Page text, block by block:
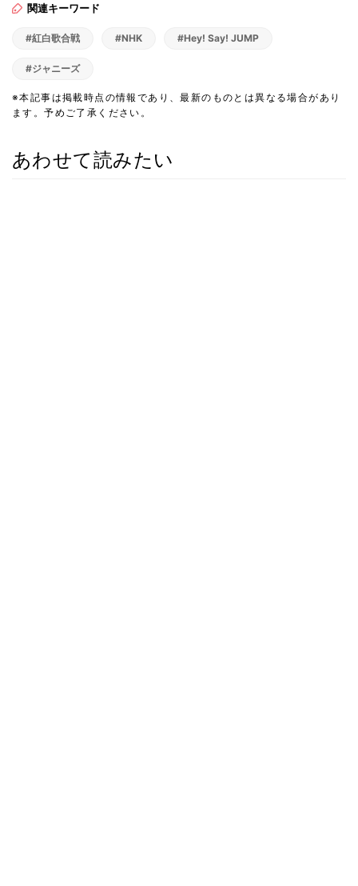
関連キーワード
#紅白歌合戦 #NHK #Hey! Say! JUMP
#ジャニーズ
※本記事は掲載時点の情報であり、最新のものとは異なる場合があり
ます。予めご了承ください。
あわせて読みたい